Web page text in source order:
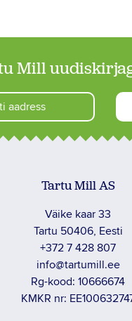
Mill
Tartu Mill AS
Väike kaar 33
Tartu 50406, Eesti
+372 7 428 807
info@tartumill.ee
Rg-kood: 10666674
KMKR nr: